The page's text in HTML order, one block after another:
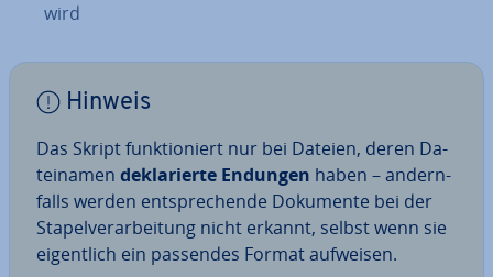
wird
Hinweis
Das Skript funk­tio­niert nur bei Dateien, deren Da­
tei­na­men de­kla­rier­te Endungen haben – an­dern­
falls werden ent­spre­chen­de Dokumente bei der
Sta­pel­ver­ar­bei­tung nicht erkannt, selbst wenn sie
ei­gent­lich ein passendes Format aufweisen.